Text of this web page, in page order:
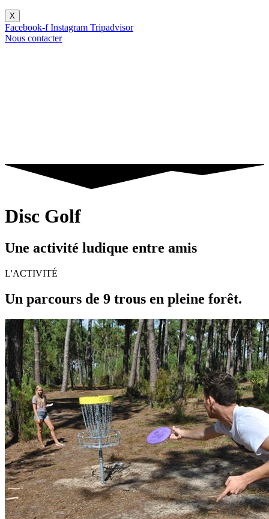
X
Facebook-f Instagram Tripadvisor
Nous contacter
Disc Golf
Une activité ludique entre amis
L'ACTIVITÉ
Un parcours de 9 trous en pleine forêt.